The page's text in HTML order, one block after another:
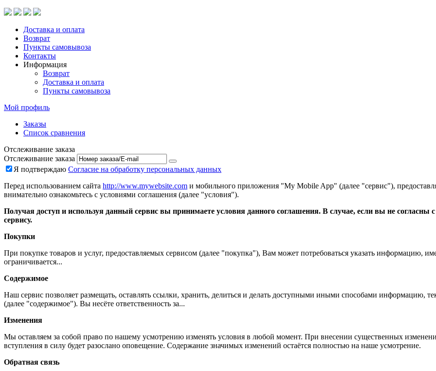
Доставка и оплата
Возврат
Пункты самовывоза
Контакты
Информация
Возврат
Доставка и оплата
Пункты самовывоза
Мой профиль
Заказы
Список сравнения
Отслеживание заказа
Отслеживание заказа
Я подтверждаю Согласие на обработку персональных данных
Перед использованием сайта http://www.mywebsite.com и мобильного приложения "My Mobile App" (далее "сервис"),
внимательно ознакомьтесь с условиями соглашения (далее "условия").
Получая доступ и используя данный сервис вы принимаете условия данного соглашения. В случае, если вы не
сервису.
Покупки
При покупке товаров и услуг, предоставляемых сервисом (далее "покупка"), Вам может потребоваться указать информацию,
ограничивается...
Содержимое
Наш сервис позволяет размещать, оставлять ссылки, хранить, делиться и делать доступными иными способами информацию,
(далее "содержимое"). Вы несёте ответственность за...
Изменения
Мы оставляем за собой право по нашему усмотрению изменять условия в любой момент. При внесении существенных
вступления в силу будет разослано оповещение. Содержание значимых изменений остаётся полностью на наше усмотрение.
Обратная связь